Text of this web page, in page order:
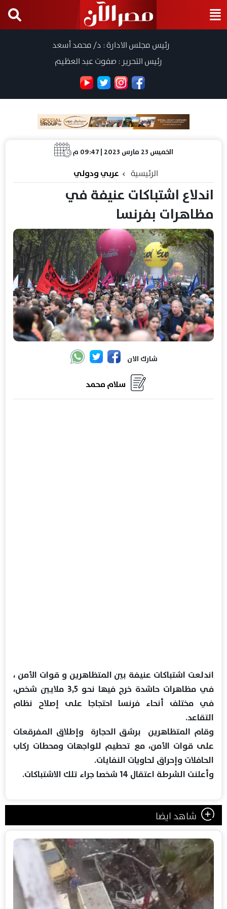
رئيس مجلس الادارة : د/ محمد أسعد
رئيس التحرير : صفوت عبد العظيم
الخميس 23 مارس 2023 | 09:47 م
الرئيسية عربي ودولي
اندلاع اشتباكات عنيفة في
مظاهرات بفرنسا
شارك الان
سلام محمد
اندلعت اشتباكات عنيفة بين المتظاهرين و قوات الأمن ،
في مظاهرات حاشدة خرج فيها نحو 3,5 ملايين شخص،
في مختلف أنحاء فرنسا احتجاجا على إصلاح نظام
التقاعد.
وقام المتظاهرين برشق الحجارة وإطلاق المفرقعات
على قوات الأمن، مع تحطيم للواجهات ومحطات ركاب
الحافلات وإحراق لحاويات النفايات.
وأعلنت الشرطة اعتقال 14 شخصا جراء تلك الاشتباكات.
شاهد ايضا